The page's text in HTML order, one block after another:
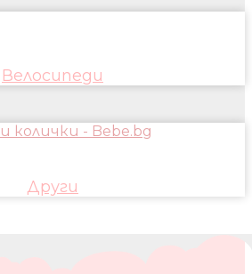
Велосипеди
Други